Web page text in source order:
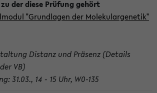
"Grundlagen der Molekulargenetik"
Distanz und Präsenz (Details
VB)
31.03., 14 - 15 Uhr, W0-135